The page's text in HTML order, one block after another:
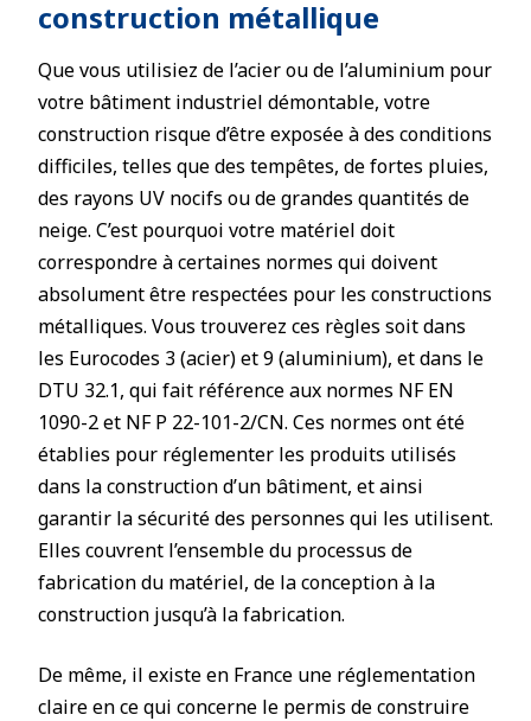
construction métallique
Que vous utilisiez de l’acier ou de l’aluminium pour
votre bâtiment industriel démontable, votre
construction risque d’être exposée à des conditions
difficiles, telles que des tempêtes, de fortes pluies,
des rayons UV nocifs ou de grandes quantités de
neige. C’est pourquoi votre matériel doit
correspondre à certaines normes qui doivent
absolument être respectées pour les constructions
métalliques. Vous trouverez ces règles soit dans
les Eurocodes 3 (acier) et 9 (aluminium), et dans le
DTU 32.1, qui fait référence aux normes NF EN
1090-2 et NF P 22-101-2/CN. Ces normes ont été
établies pour réglementer les produits utilisés
dans la construction d’un bâtiment, et ainsi
garantir la sécurité des personnes qui les utilisent.
Elles couvrent l’ensemble du processus de
fabrication du matériel, de la conception à la
construction jusqu’à la fabrication.
De même, il existe en France une réglementation
claire en ce qui concerne le permis de construire